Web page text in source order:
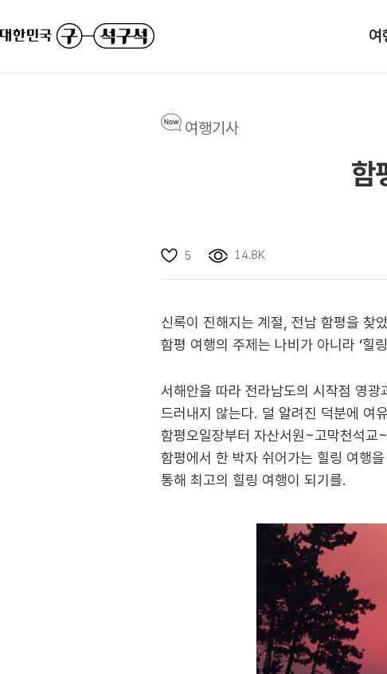
여
여행기사
함
5 14.8K
신록이 진해지는 계절, 전남 함평을 찾
함평 여행의 주제는 나비가 아니라 ‘힐
서해안을 따라 전라남도의 시작점 영
드러내지 않는다. 덜 알려진 덕분에 여
함평오일장부터 자산서원~고막천석
함평에서 한 박자 쉬어가는 힐링 여행
통해 최고의 힐링 여행이 되기를.